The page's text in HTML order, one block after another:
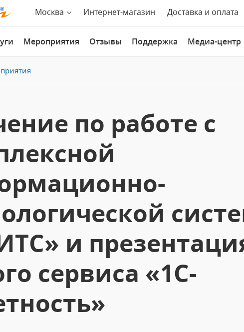
Москва Интернет-магазин Доставка и оплата
Мероприятия Отзывы Поддержка Медиа-центр
по работе с
и
сервиса «1С-